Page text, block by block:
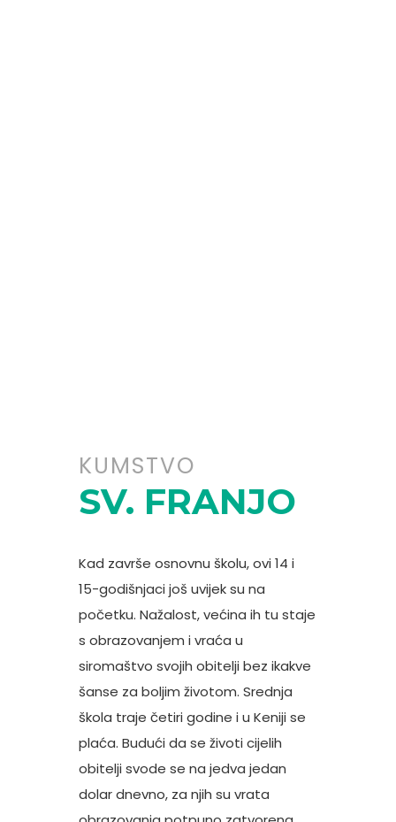
KUMSTVO
SV. FRANJO
Kad završe osnovnu školu, ovi 14 i
15-godišnjaci još uvijek su na
početku. Nažalost, većina ih tu staje
s obrazovanjem i vraća u
siromaštvo svojih obitelji bez ikakve
šanse za boljim životom. Srednja
škola traje četiri godine i u Keniji se
plaća. Budući da se životi cijelih
obitelji svode se na jedva jedan
dolar dnevno, za njih su vrata